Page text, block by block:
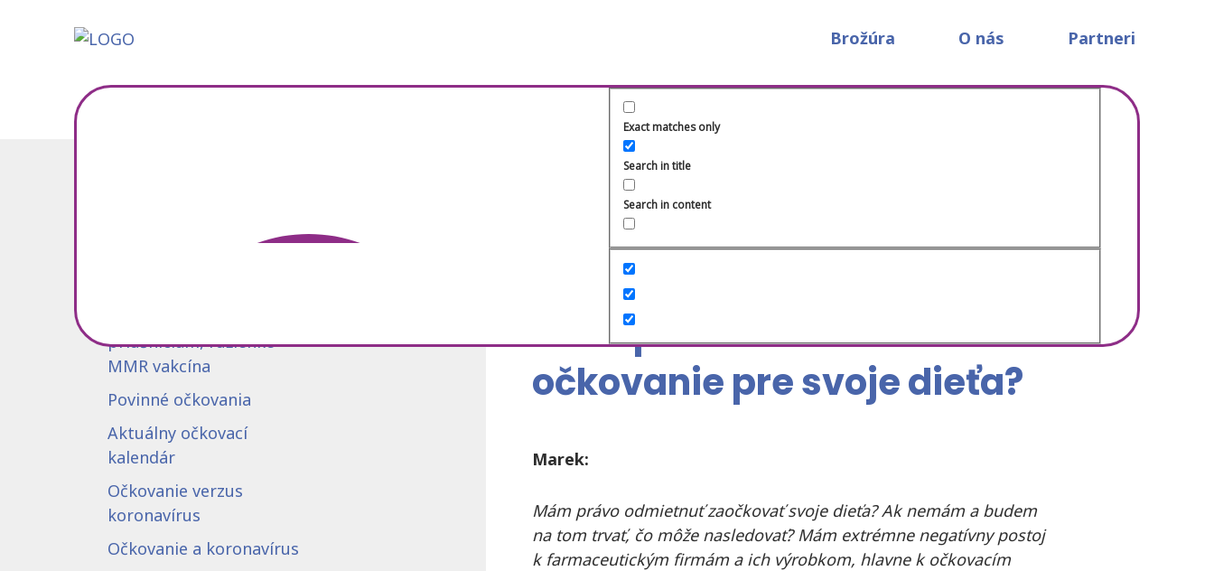
Brožúra O nás Partneri
Brožúra
O nás
Partneri
Exact matches only
Search in title
Search in content
príušniciam, ružienke –
MMR vakcína
Povinné očkovania
Aktuálny očkovací
kalendár
Očkovanie verzus
koronavírus
Očkovanie a koronavírus
Mám právo odmietnuť
očkovanie pre svoje dieťa?
Marek:
Mám právo odmietnuť zaočkovať svoje dieťa? Ak nemám a budem
na tom trvať, čo môže nasledovať? Mám extrémne negatívny postoj
k farmaceutickým firmám a ich výrobkom, hlavne k očkovacím